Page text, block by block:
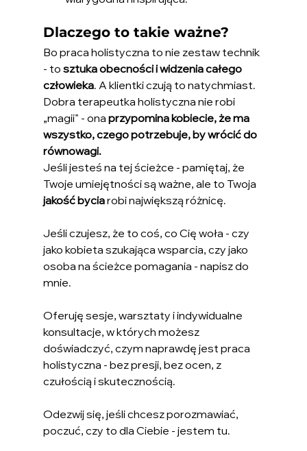
Dlaczego to takie ważne?
Bo praca holistyczna to nie zestaw technik
- to sztuka obecności i widzenia całego
człowieka. A klientki czują to natychmiast.
Dobra terapeutka holistyczna nie robi
„magii” - ona przypomina kobiecie, że ma
wszystko, czego potrzebuje, by wrócić do
równowagi.
Jeśli jesteś na tej ścieżce - pamiętaj, że
Twoje umiejętności są ważne, ale to Twoja
jakość bycia robi największą różnicę.
Jeśli czujesz, że to coś, co Cię woła - czy
jako kobieta szukająca wsparcia, czy jako
osoba na ścieżce pomagania - napisz do
mnie.
Oferuję sesje, warsztaty i indywidualne
konsultacje, w których możesz
doświadczyć, czym naprawdę jest praca
holistyczna - bez presji, bez ocen, z
czułością i skutecznością.
Odezwij się, jeśli chcesz porozmawiać,
poczuć, czy to dla Ciebie - jestem tu.